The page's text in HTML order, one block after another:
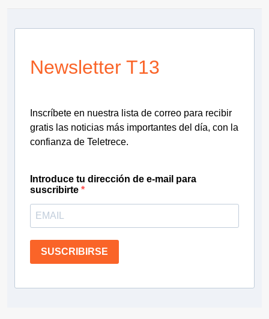
Newsletter T13
Inscríbete en nuestra lista de correo para recibir
gratis las noticias más importantes del día, con la
confianza de Teletrece.
Introduce tu dirección de e-mail para
suscribirte
SUSCRIBIRSE